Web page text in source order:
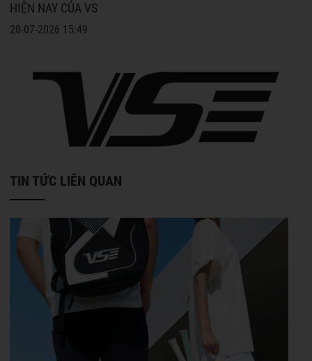
HIỆN NAY CỦA VS
20-07-2026 15:49
TIN TỨC LIÊN QUAN